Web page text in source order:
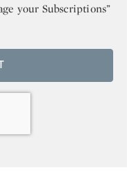
your Subscriptions”